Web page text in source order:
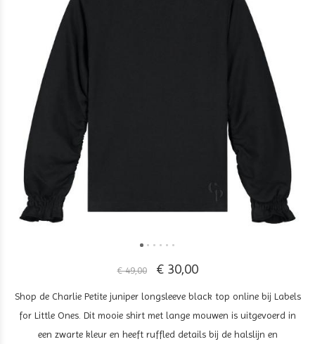
€ 49,00 € 30,00
Shop de Charlie Petite juniper longsleeve black top online bij Labels
for Little Ones. Dit mooie shirt met lange mouwen is uitgevoerd in
een zwarte kleur en heeft ruffled details bij de halslijn en